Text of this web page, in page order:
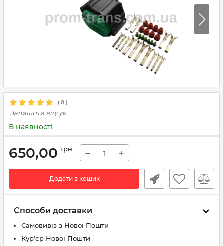
( 0 )
Залишити відгук
В наявності
650,00 грн − +
Додати в кошик
Способи доставки
Самовивіз з Нової Пошти
Кур'єр Нової Пошти